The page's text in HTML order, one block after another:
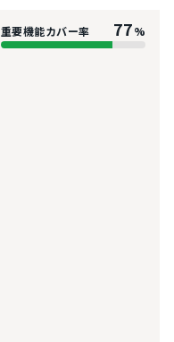
重要機能カバー率 77%